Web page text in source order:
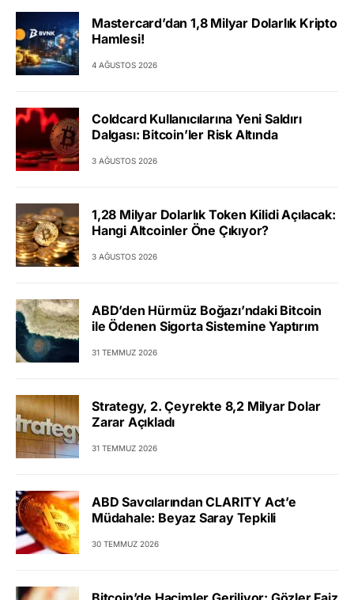
Mastercard’dan 1,8 Milyar Dolarlık Kripto
Hamlesi!
4 AĞUSTOS 2026
Coldcard Kullanıcılarına Yeni Saldırı
Dalgası: Bitcoin’ler Risk Altında
3 AĞUSTOS 2026
1,28 Milyar Dolarlık Token Kilidi Açılacak:
Hangi Altcoinler Öne Çıkıyor?
3 AĞUSTOS 2026
ABD’den Hürmüz Boğazı’ndaki Bitcoin
ile Ödenen Sigorta Sistemine Yaptırım
31 TEMMUZ 2026
Strategy, 2. Çeyrekte 8,2 Milyar Dolar
Zarar Açıkladı
31 TEMMUZ 2026
ABD Savcılarından CLARITY Act’e
Müdahale: Beyaz Saray Tepkili
30 TEMMUZ 2026